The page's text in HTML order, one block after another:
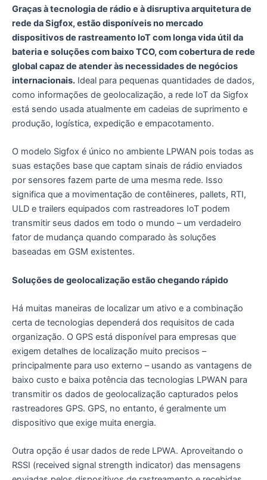
Graças à tecnologia de rádio e à disruptiva arquitetura de
rede da Sigfox, estão disponíveis no mercado
dispositivos de rastreamento IoT com longa vida útil da
bateria e soluções com baixo TCO, com cobertura de rede
global capaz de atender às necessidades de negócios
internacionais. Ideal para pequenas quantidades de dados,
como informações de geolocalização, a rede IoT da Sigfox
está sendo usada atualmente em cadeias de suprimento e
produção, logística, expedição e empacotamento.
O modelo Sigfox é único no ambiente LPWAN pois todas as
suas estações base que captam sinais de rádio enviados
por sensores fazem parte de uma mesma rede. Isso
significa que a movimentação de contêineres, pallets, RTI,
ULD e trailers equipados com rastreadores IoT podem
transmitir seus dados em todo o mundo – um verdadeiro
fator de mudança quando comparado às soluções
baseadas em GSM existentes.
Soluções de geolocalização estão chegando rápido
Há muitas maneiras de localizar um ativo e a combinação
certa de tecnologias dependerá dos requisitos de cada
organização. O GPS está disponível para empresas que
exigem detalhes de localização muito precisos –
principalmente para uso externo – usando as vantagens de
baixo custo e baixa potência das tecnologias LPWAN para
transmitir os dados de geolocalização capturados pelos
rastreadores GPS. GPS, no entanto, é geralmente um
dispositivo que exige muita energia.
Outra opção é usar dados de rede LPWA. Aproveitando o
RSSI (received signal strength indicator) das mensagens